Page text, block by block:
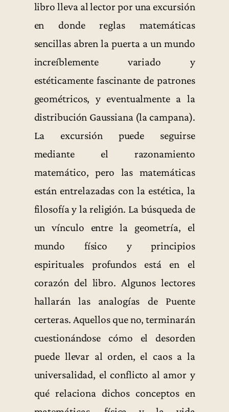
libro lleva al lector por una excursión
en donde reglas matemáticas
sencillas abren la puerta a un mundo
increíblemente variado y
estéticamente fascinante de patrones
geométricos, y eventualmente a la
distribución Gaussiana (la campana).
La excursión puede seguirse
mediante el razonamiento
matemático, pero las matemáticas
están entrelazadas con la estética, la
filosofía y la religión. La búsqueda de
un vínculo entre la geometría, el
mundo físico y principios
espirituales profundos está en el
corazón del libro. Algunos lectores
hallarán las analogías de Puente
certeras. Aquellos que no, terminarán
cuestionándose cómo el desorden
puede llevar al orden, el caos a la
universalidad, el conflicto al amor y
qué relaciona dichos conceptos en